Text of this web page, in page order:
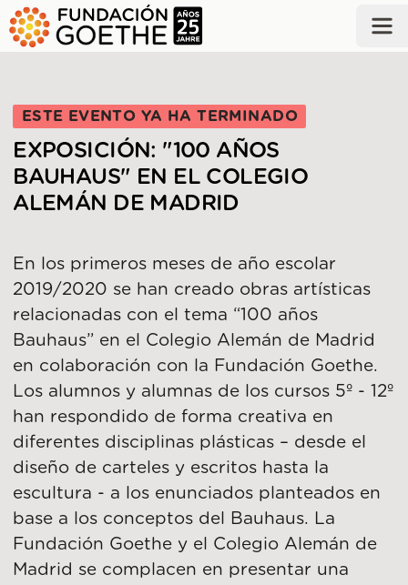
SALTAR AL CONTENIDO PRINCIPAL
ESTE EVENTO YA HA TERMINADO
EXPOSICIÓN: "100 AÑOS
BAUHAUS" EN EL COLEGIO
ALEMÁN DE MADRID
En los primeros meses de año escolar
2019/2020 se han creado obras artísticas
relacionadas con el tema “100 años
Bauhaus” en el Colegio Alemán de Madrid
en colaboración con la Fundación Goethe.
Los alumnos y alumnas de los cursos 5º - 12º
han respondido de forma creativa en
diferentes disciplinas plásticas – desde el
diseño de carteles y escritos hasta la
escultura - a los enunciados planteados en
base a los conceptos del Bauhaus. La
Fundación Goethe y el Colegio Alemán de
Madrid se complacen en presentar una